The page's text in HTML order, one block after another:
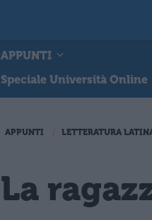
APPUNTI
Speciale Università Online
APPUNTI LETTERATURA
La